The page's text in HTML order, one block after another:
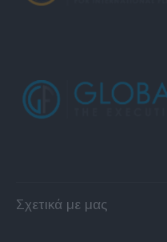
Σχετικά με μας